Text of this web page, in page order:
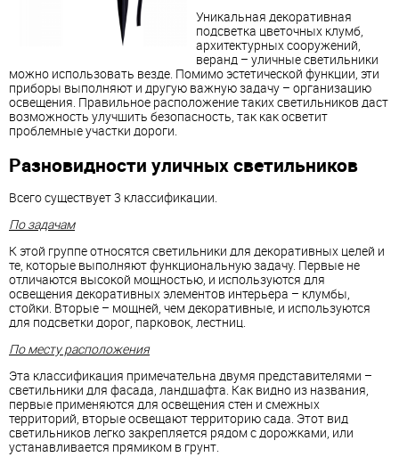
Уникальная декоративная
подсветка цветочных клумб,
архитектурных сооружений,
веранд – уличные светильники
можно использовать везде. Помимо эстетической функции, эти
приборы выполняют и другую важную задачу – организацию
освещения. Правильное расположение таких светильников даст
возможность улучшить безопасность, так как осветит
проблемные участки дороги.
Разновидности уличных светильников
Всего существует 3 классификации.
По задачам
К этой группе относятся светильники для декоративных целей и
те, которые выполняют функциональную задачу. Первые не
отличаются высокой мощностью, и используются для
освещения декоративных элементов интерьера – клумбы,
стойки. Вторые – мощней, чем декоративные, и используются
для подсветки дорог, парковок, лестниц.
По месту расположения
Эта классификация примечательна двумя представителями –
светильники для фасада, ландшафта. Как видно из названия,
первые применяются для освещения стен и смежных
территорий, вторые освещают территорию сада. Этот вид
светильников легко закрепляется рядом с дорожками, или
устанавливается прямиком в грунт.